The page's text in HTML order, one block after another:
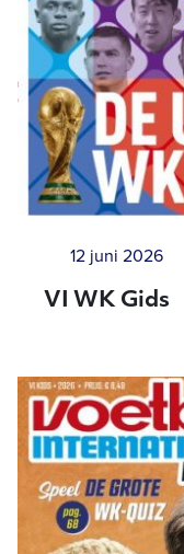
12 juni 2026
VI WK Gids